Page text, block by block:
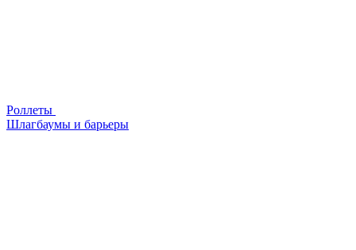
Роллеты
Шлагбаумы и барьеры